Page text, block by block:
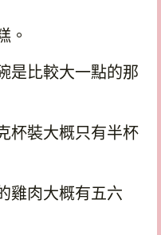
。
是比較大一點的那
杯裝大概只有半杯
雞肉大概有五六